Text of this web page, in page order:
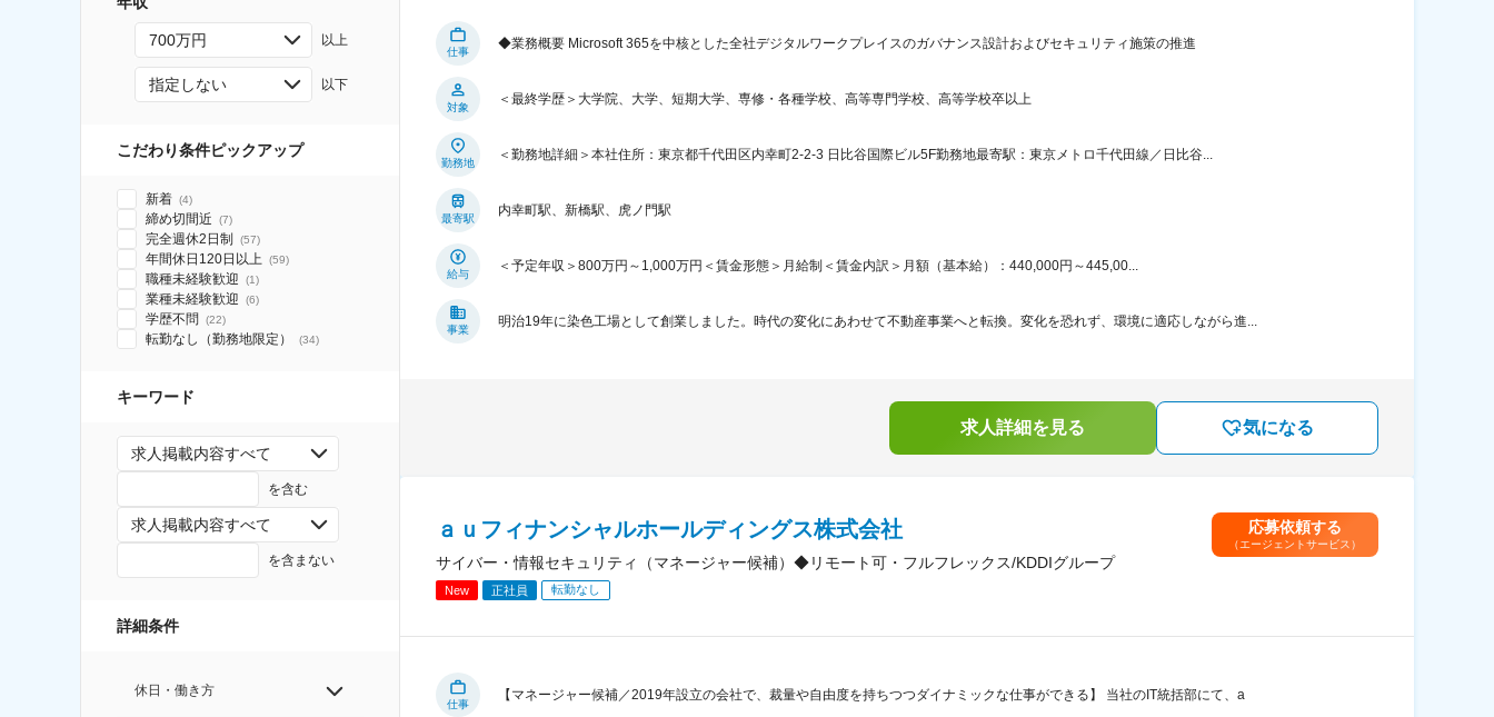
700万円 以上
指定しない 以下
こだわり条件ピックアップ
新着 (4)
締め切間近 (7)
完全週休2日制 (57)
年間休日120日以上 (59)
職種未経験歓迎 (1)
業種未経験歓迎 (6)
学歴不問 (22)
転勤なし（勤務地限定） (34)
キーワード
求人掲載内容すべて
を含む
求人掲載内容すべて
を含まない
詳細条件
休日・働き方
仕事
◆業務概要 Microsoft 365を中核とした全社デジタルワークプレイスのガバナンス設計およびセキュリティ施策の推進
対象
＜最終学歴＞大学院、大学、短期大学、専修・各種学校、高等専門学校、高等学校卒以上
勤務地
＜勤務地詳細＞本社住所：東京都千代田区内幸町2-2-3 日比谷国際ビル5F勤務地最寄駅：東京メトロ千代田線／日比谷...
最寄駅
内幸町駅、新橋駅、虎ノ門駅
給与
＜予定年収＞800万円～1,000万円＜賃金形態＞月給制＜賃金内訳＞月額（基本給）：440,000円～445,00...
事業
明治19年に染色工場として創業しました。時代の変化にあわせて不動産事業へと転換。変化を恐れず、環境に適応しながら進...
求人詳細を見る 気になる
ａｕフィナンシャルホールディングス株式会社
サイバー・情報セキュリティ（マネージャー候補）◆リモート可・フルフレックス/KDDIグループ
New 正社員 転勤なし
応募依頼する
（エージェントサービス）
仕事
【マネージャー候補／2019年設立の会社で、裁量や自由度を持ちつつダイナミックな仕事ができる】 当社のIT統括部にて、a